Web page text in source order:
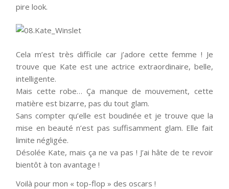
pire look.
Cela m’est très difficile car j’adore cette femme ! Je
trouve que Kate est une actrice extraordinaire, belle,
intelligente.
Mais cette robe… Ça manque de mouvement, cette
matière est bizarre, pas du tout glam.
Sans compter qu’elle est boudinée et je trouve que la
mise en beauté n’est pas suffisamment glam. Elle fait
limite négligée.
Désolée Kate, mais ça ne va pas ! J’ai hâte de te revoir
bientôt à ton avantage !
Voilà pour mon « top-flop » des oscars !